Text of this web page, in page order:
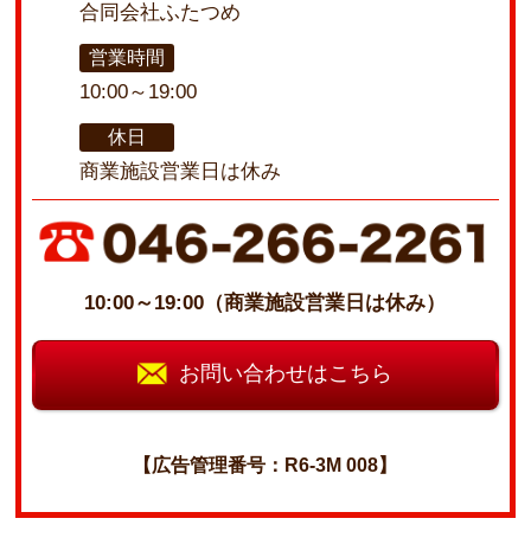
合同会社ふたつめ
営業時間
10:00～19:00
休日
商業施設営業日は休み
10:00～19:00（商業施設営業日は休み）
お問い合わせはこちら
【広告管理番号：R6-3M 008】